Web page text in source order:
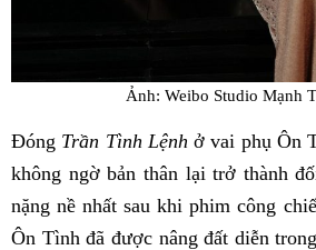
Ảnh: Weibo Studio Mạnh
Đóng Trần Tình Lệnh ở vai phụ Ôn
không ngờ bản thân lại trở thành
nặng nề nhất sau khi phim công
Ôn Tình đã được nâng đất diễn